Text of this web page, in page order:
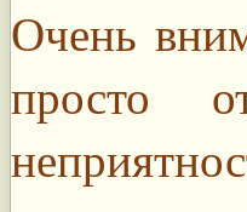
Очень
просто